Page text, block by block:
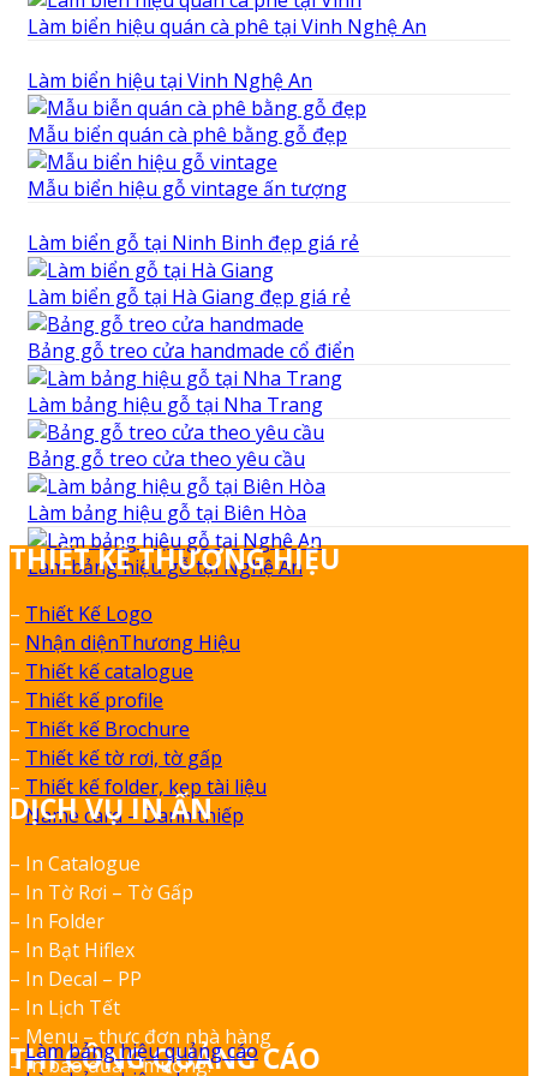
Làm biển hiệu quán cà phê tại Vinh Nghệ An
Làm biển hiệu tại Vinh Nghệ An
Mẫu biển quán cà phê bằng gỗ đẹp
Mẫu biển hiệu gỗ vintage ấn tượng
Làm biển gỗ tại Ninh Binh đẹp giá rẻ
Làm biển gỗ tại Hà Giang đẹp giá rẻ
Bảng gỗ treo cửa handmade cổ điển
Làm bảng hiệu gỗ tại Nha Trang
Bảng gỗ treo cửa theo yêu cầu
Làm bảng hiệu gỗ tại Biên Hòa
Làm bảng hiệu gỗ tại Nghệ An
THIẾT KẾ THƯƠNG HIỆU
– Thiết Kế Logo
– Nhận diệnThương Hiệu
– Thiết kế catalogue
– Thiết kế profile
– Thiết kế Brochure
– Thiết kế tờ rơi, tờ gấp
– Thiết kế folder, kẹp tài liệu
–Name card – Danh thiếp
DỊCH VỤ IN ẤN
– In Catalogue
– In Tờ Rơi – Tờ Gấp
– In Folder
– In Bạt Hiflex
– In Decal – PP
– In Lịch Tết
– Menu – thực đơn nhà hàng
– In bao đũa – muỗng.
THI CÔNG QUẢNG CÁO
–Làm bảng hiệu quảng cáo